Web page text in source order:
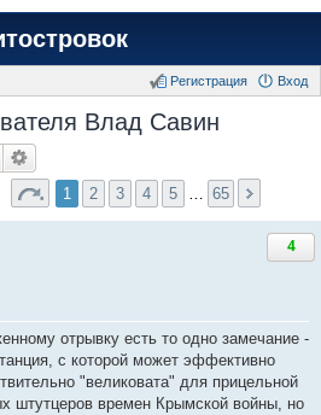
Вход
Регистрация
Влад Савин
1 2 3 4 5 65
4
отрывку есть то одно замечание -
с которой может эффективно
"великовата" для прицельной
штутцеров времен Крымской войны, но